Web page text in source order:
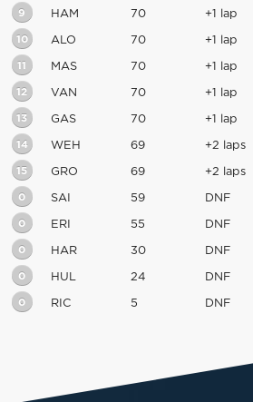
9 HAM 70 +1 lap
10 ALO 70 +1 lap
11 MAS 70 +1 lap
12 VAN 70 +1 lap
13 GAS 70 +1 lap
14 WEH 69 +2 laps
15 GRO 69 +2 laps
0 SAI 59 DNF
0 ERI 55 DNF
0 HAR 30 DNF
0 HUL 24 DNF
0 RIC 5 DNF